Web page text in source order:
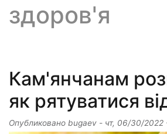
здоров'я
Кам'янчанам
як рятуватися
Опубликовано bugaev - чт, 06/30/2022